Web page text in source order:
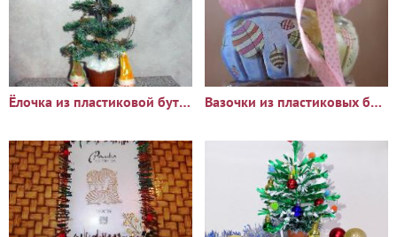
Ёлочка из пластиковой бутылки Вазочки из пластиковых бутылок